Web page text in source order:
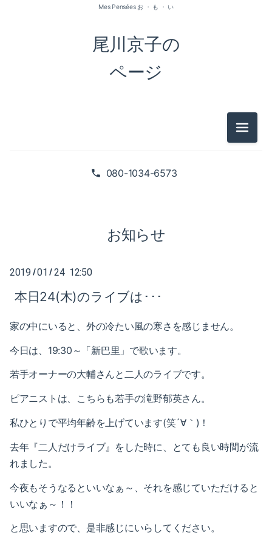
080-1034-6573
尾川京子の
ページ
Mes Pensées お ・ も ・ い
2025-06（2）
2024-10（1）
2024-08（2）
2024-06（1）
2024-04（2）
2023-03（1）
メニュ
お知らせ
2019 /01 / 24 12:50
本日24(木)のライブは･･･
家の中にいると、外の冷たい風の寒さを感じません。
今日は、19:30～「新巴里」で歌います。
若手オーナーの大輔さんと二人のライブです。
ピアニストは、こちらも若手の滝野郁英さん。
私ひとりで平均年齢を上げています(笑´∀｀)！
去年『二人だけライブ』をした時に、とても良い時間が流
れました。
今夜もそうなるといいなぁ～、それを感じていただけると
いいなぁ～！！
と思いますので、是非感じにいらしてください。